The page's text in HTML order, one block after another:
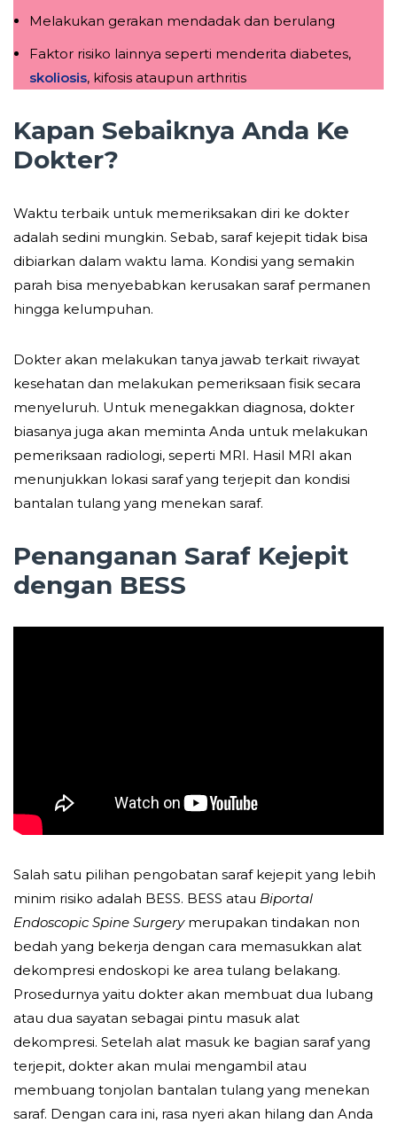
Melakukan gerakan mendadak dan berulang
Faktor risiko lainnya seperti menderita diabetes,
skoliosis, kifosis ataupun arthritis
Kapan Sebaiknya Anda Ke
Dokter?
Waktu terbaik untuk memeriksakan diri ke dokter
adalah sedini mungkin. Sebab, saraf kejepit tidak bisa
dibiarkan dalam waktu lama. Kondisi yang semakin
parah bisa menyebabkan kerusakan saraf permanen
hingga kelumpuhan.
Dokter akan melakukan tanya jawab terkait riwayat
kesehatan dan melakukan pemeriksaan fisik secara
menyeluruh. Untuk menegakkan diagnosa, dokter
biasanya juga akan meminta Anda untuk melakukan
pemeriksaan radiologi, seperti MRI. Hasil MRI akan
menunjukkan lokasi saraf yang terjepit dan kondisi
bantalan tulang yang menekan saraf.
Penanganan Saraf Kejepit
dengan BESS
Salah satu pilihan pengobatan saraf kejepit yang lebih
minim risiko adalah BESS. BESS atau Biportal
Endoscopic Spine Surgery merupakan tindakan non
bedah yang bekerja dengan cara memasukkan alat
dekompresi endoskopi ke area tulang belakang.
Prosedurnya yaitu dokter akan membuat dua lubang
atau dua sayatan sebagai pintu masuk alat
dekompresi. Setelah alat masuk ke bagian saraf yang
terjepit, dokter akan mulai mengambil atau
membuang tonjolan bantalan tulang yang menekan
saraf. Dengan cara ini, rasa nyeri akan hilang dan Anda